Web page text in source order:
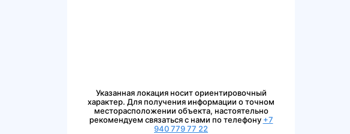
Указанная локация носит ориентировочный
характер. Для получения информации о точном
месторасположении объекта, настоятельно
рекомендуем связаться с нами по телефону +7
940 779 77 22